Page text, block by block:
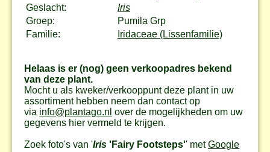
Geslacht:
Iris
Groep:
Pumila Grp
Familie:
Iridaceae (Lissenfamilie)
Helaas is er (nog) geen verkoopadres bekend
van deze plant.
Mocht u als kweker/verkooppunt deze plant in uw
assortiment hebben neem dan contact op
via info@plantago.nl over de mogelijkheden om uw
gegevens hier vermeld te krijgen.
Zoek foto's van 'Iris 'Fairy Footsteps'' metGoogle